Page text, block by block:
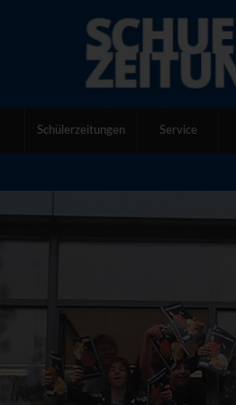
Schülerzeitungen Service